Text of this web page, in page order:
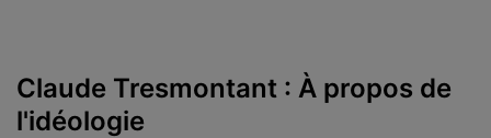
Claude Tresmontant : À propos de
l'idéologie